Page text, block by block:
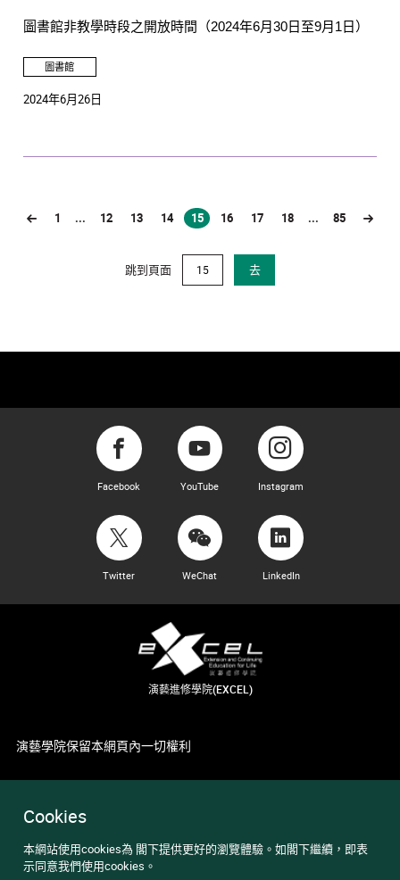
Cookies
本網站使用cookies為 閣下提供更好的瀏覽體驗。如閣下繼續，即表
示同意我們使用cookies。
圖書館非教學時段之開放時間（2024年6月30日至9月1日）
圖書館
2024年6月26日
1 ... 12 13 14 15
(current)
16 17 18 ... 85
跳到頁面 去
Facebook YouTube Instagram
Twitter WeChat LinkedIn
演藝進修學院(EXCEL)
演藝學院保留本網頁內一切權利